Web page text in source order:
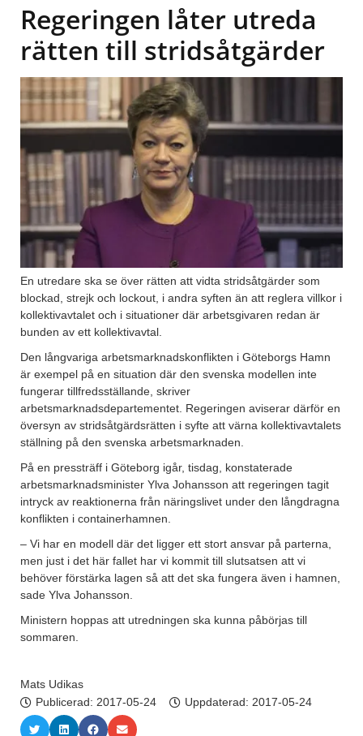
Regeringen låter utreda
rätten till stridsåtgärder
En utredare ska se över rätten att vidta stridsåtgärder som
blockad, strejk och lockout, i andra syften än att reglera villkor i
kollektivavtalet och i situationer där arbetsgivaren redan är
bunden av ett kollektivavtal.
Den långvariga arbetsmarknadskonflikten i Göteborgs Hamn
är exempel på en situation där den svenska modellen inte
fungerar tillfredsställande, skriver
arbetsmarknadsdepartementet. Regeringen aviserar därför en
översyn av stridsåtgärdsrätten i syfte att värna kollektivavtalets
ställning på den svenska arbetsmarknaden.
På en pressträff i Göteborg igår, tisdag, konstaterade
arbetsmarknadsminister Ylva Johansson att regeringen tagit
intryck av reaktionerna från näringslivet under den långdragna
konflikten i containerhamnen.
– Vi har en modell där det ligger ett stort ansvar på parterna,
men just i det här fallet har vi kommit till slutsatsen att vi
behöver förstärka lagen så att det ska fungera även i hamnen,
sade Ylva Johansson.
Ministern hoppas att utredningen ska kunna påbörjas till
sommaren.
Mats Udikas
Publicerad: 2017-05-24 Uppdaterad: 2017-05-24